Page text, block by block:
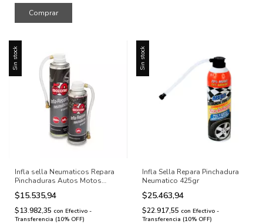
Sin stock
Infla sella Neumaticos Repara
Pinchaduras Autos Motos
427ml
$15.535,94
$13.982,35 con Efectivo -
Transferencia (10% OFF)
Sin stock
Infla Sella Repara Pinchadura
Neumatico 425gr
$25.463,94
$22.917,55 con Efectivo -
Transferencia (10% OFF)